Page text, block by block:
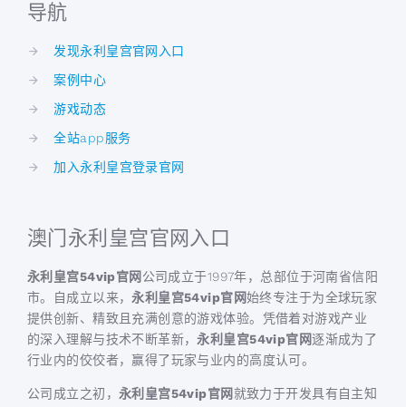
导航
发现永利皇宫官网入口
案例中心
游戏动态
全站app服务
加入永利皇宫登录官网
澳门永利皇宫官网入口
永利皇宫54vip官网 公司成立于1997年，总部位于河南省信阳
市。自成立以来，永利皇宫54vip官网始终专注于为全球玩家
提供创新、精致且充满创意的游戏体验。凭借着对游戏产业
的深入理解与技术不断革新，永利皇宫54vip官网逐渐成为了
行业内的佼佼者，赢得了玩家与业内的高度认可。
公司成立之初， 永利皇宫54vip官网就致力于开发具有自主知